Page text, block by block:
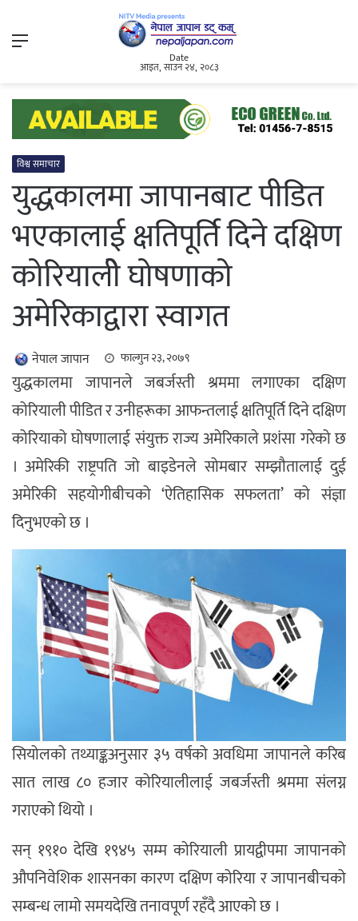
Menu
Date
आइत, साउन २४, २०८३
विश्व समाचार
युद्धकालमा जापानबाट पीडित
भएकालाई क्षतिपूर्ति दिने दक्षिण
कोरियालीे घोषणाको
अमेरिकाद्वारा स्वागत
नेपाल जापान फाल्गुन २३, २०७९
युद्धकालमा जापानले जबर्जस्ती श्रममा लगाएका दक्षिण
कोरियाली पीडित र उनीहरूका आफन्तलाई क्षतिपूर्ति दिने दक्षिण
कोरियाको घोषणालाई संयुक्त राज्य अमेरिकाले प्रशंसा गरेको छ
। अमेरिकी राष्ट्रपति जो बाइडेनले सोमबार सम्झौतालाई दुई
अमेरिकी सहयोगीबीचको ‘ऐतिहासिक सफलता’ को संज्ञा
दिनुभएको छ ।
सियोलको तथ्याङ्कअनुसार ३५ वर्षको अवधिमा जापानले करिब
सात लाख ८० हजार कोरियालीलाई जबर्जस्ती श्रममा संलग्न
गराएको थियो ।
सन् १९१० देखि १९४५ सम्म कोरियाली प्रायद्वीपमा जापानको
औपनिवेशिक शासनका कारण दक्षिण कोरिया र जापानबीचको
सम्बन्ध लामो समयदेखि तनावपूर्ण रहँदै आएको छ ।